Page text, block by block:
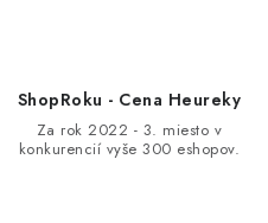
ShopRoku - Cena Heureky
Za rok 2022 - 3. miesto v
konkurencií vyše 300 eshopov.